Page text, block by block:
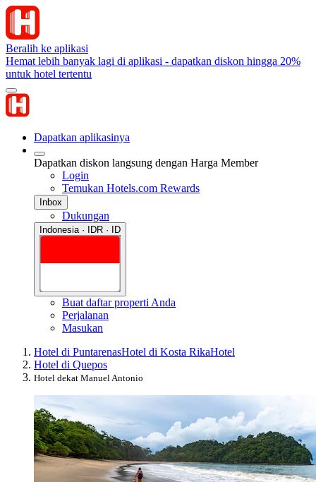
Beralih ke aplikasi
Hemat lebih banyak lagi di aplikasi - dapatkan diskon hingga 20%
untuk hotel tertentu
Dapatkan aplikasinya
Dapatkan diskon langsung dengan Harga Member
Login
Temukan Hotels.com Rewards
Inbox
Dukungan
Indonesia · IDR · ID
Buat daftar properti Anda
Perjalanan
Masukan
Hotel di PuntarenasHotel di Kosta RikaHotel
Hotel di Quepos
Hotel dekat Manuel Antonio